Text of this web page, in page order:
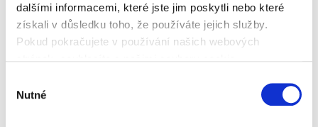
dalšími informacemi, které jste jim poskytli nebo které
získali v důsledku toho, že používáte jejich služby.
Pokud pokračujete v používání našich webových
souhlasu
Nutné